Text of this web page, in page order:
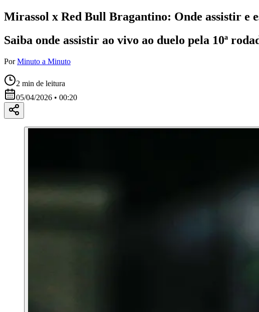
Mirassol x Red Bull Bragantino: Onde assistir e
Saiba onde assistir ao vivo ao duelo pela 10ª
Por Minuto a Minuto
2 min de leitura
05/04/2026 • 00:20